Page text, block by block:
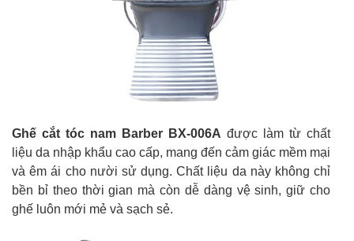
Ghế cắt tóc nam Barber BX-006A được làm từ chất
liệu da nhập khẩu cao cấp, mang đến cảm giác mềm mại
và êm ái cho nười sử dụng. Chất liệu da này không chỉ
bền bỉ theo thời gian mà còn dễ dàng vệ sinh, giữ cho
ghế luôn mới mẻ và sạch sẻ.